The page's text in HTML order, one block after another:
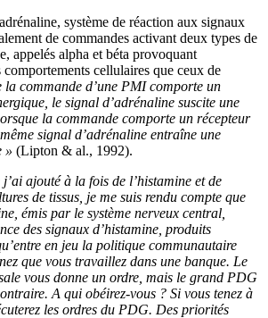
système de réaction aux signaux
de commandes activant deux types de
appelés alpha et béta provoquant
comportements cellulaires que ceux de
la commande d’une PMI comporte un
le signal d’adrénaline suscite une
la commande comporte un récepteur
signal d’adrénaline entraîne une
» (Lipton & al., 1992).
ajouté à la fois de l’histamine et de
de tissus, je me suis rendu compte que
émis par le système nerveux central,
des signaux d’histamine, produits
en jeu la politique communautaire
que vous travaillez dans une banque. Le
vous donne un ordre, mais le grand PDG
A qui obéirez-vous ? Si vous tenez à
les ordres du PDG. Des priorités